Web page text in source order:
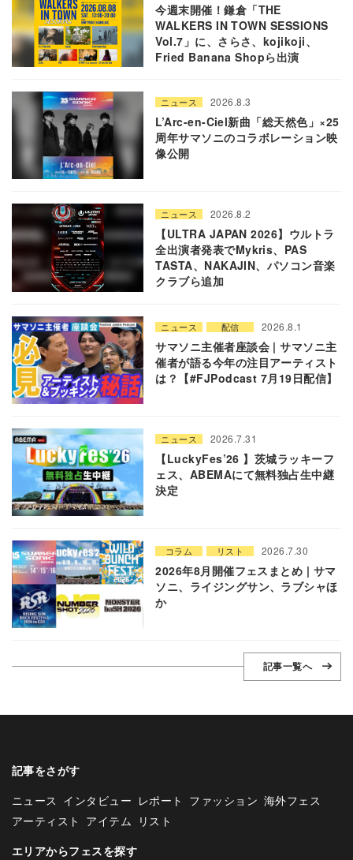
今週末開催！鎌倉「THE
WALKERS IN TOWN SESSIONS
Vol.7」に、さらさ、kojikoji、
Fried Banana Shopら出演
ニュース 2026.8.3
L’Arc-en-Ciel新曲「総天然色」×25
周年サマソニのコラボレーション映
像公開
ニュース 2026.8.2
【ULTRA JAPAN 2026】ウルトラ
全出演者発表でMykris、PAS
TASTA、NAKAJIN、パソコン音楽
クラブら追加
ニュース 配信 2026.8.1
サマソニ主催者座談会 | サマソニ主
催者が語る今年の注目アーティスト
は？【#FJPodcast 7月19日配信】
ニュース 2026.7.31
【LuckyFes’26 】茨城ラッキーフ
ェス、ABEMAにて無料独占生中継
決定
コラム リスト 2026.7.30
2026年8月開催フェスまとめ | サマ
ソニ、ライジングサン、ラブシャほ
か
記事一覧へ
記事をさがす
ニュース インタビュー レポート ファッション 海外フェス
アーティスト アイテム リスト
エリアからフェスを探す